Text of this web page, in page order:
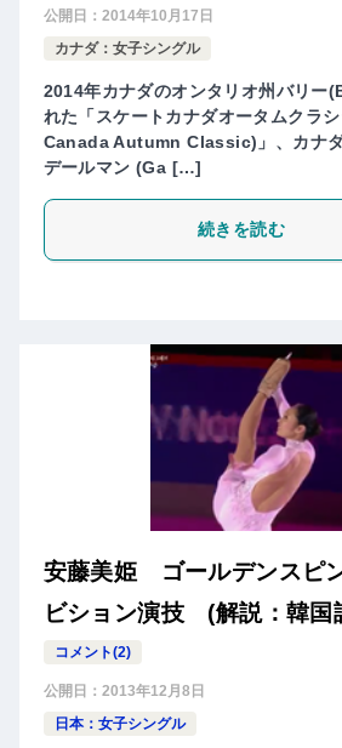
公開日： 2014年10月17日
カナダ：女子シングル
2014年カナダのオンタリオ州バリー
れた「スケートカナダオータムクラ
Canada Autumn Classic)」、カナダ
デールマン (Ga […]
続きを読む
安藤美姫 ゴールデンスピ
ビション演技 (解説：韓国
コメント(2)
公開日： 2013年12月8日
日本：女子シングル